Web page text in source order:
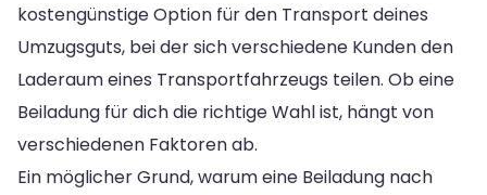
kostengünstige Option für den Transport deines
Umzugsguts, bei der sich verschiedene Kunden den
Laderaum eines Transportfahrzeugs teilen. Ob eine
Beiladung für dich die richtige Wahl ist, hängt von
verschiedenen Faktoren ab.
Ein möglicher Grund, warum eine Beiladung nach